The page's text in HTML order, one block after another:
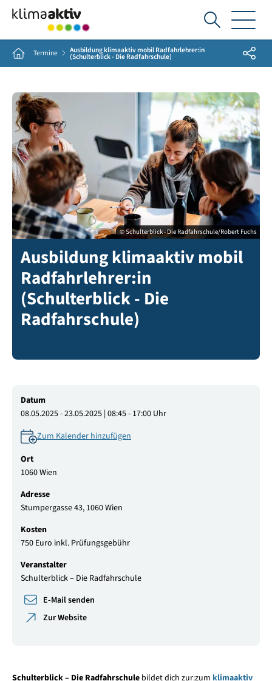
Ich
suche...
Home Termine Ausbildung klimaaktiv mobil Radfahrlehrer:in
(Schulterblick - Die Radfahrschule) Share
© Schulterblick - Die Radfahrschule/Robert Fuchs
Ausbildung klimaaktiv mobil
Radfahrlehrer:in
(Schulterblick - Die
Radfahrschule)
Schulterblick – Die Radfahrschulebildet dich zur:zum klimaaktiv
Datum
08.05.2025 - 23.05.2025 | 08:45 - 17:00 Uhr
Zum Kalender hinzufügen
Ort
1060 Wien
Adresse
Stumpergasse 43, 1060 Wien
Kosten
750 Euro inkl. Prüfungsgebühr
Veranstalter
Schulterblick – Die Radfahrschule
E-Mail senden
Zur Website